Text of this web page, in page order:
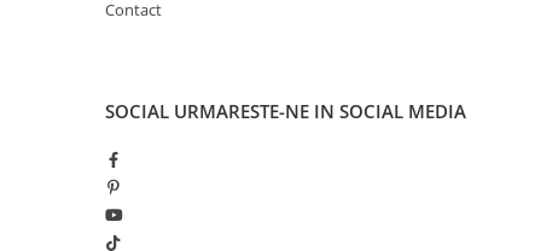
Contact
SOCIAL URMARESTE-NE IN SOCIAL MEDIA